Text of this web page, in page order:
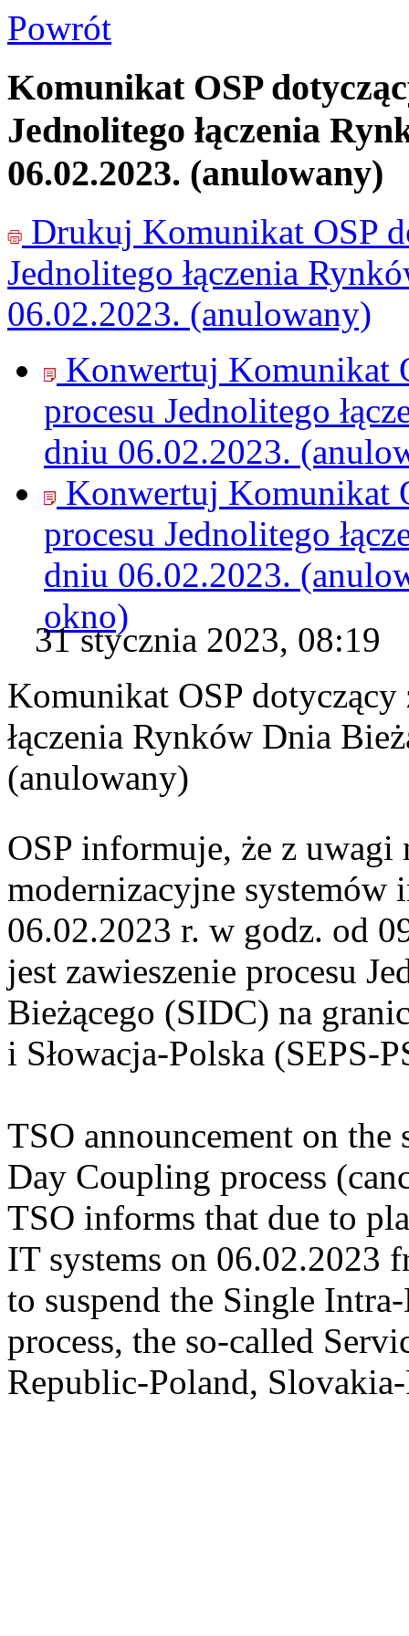
Powrót
Komunikat OSP
Jednolitego łączenia
06.02.2023. (anulowany)
Drukuj Komunikat OSP
Jednolitego łączenia
06.02.2023. (anulowany)
Konwertuj Komunikat
procesu Jednolitego
dniu 06.02.2023.
Konwertuj Komunikat
procesu Jednolitego
dniu 06.02.2023.
okno)
31 stycznia 2023, 08:19
Komunikat OSP dotyczący
łączenia Rynków Dnia
(anulowany)
OSP informuje, że z uwagi
modernizacyjne
06.02.2023 r. w godz. od
jest zawieszenie procesu
Bieżącego (SIDC) na
i Słowacja-Polska (SEPS-
TSO announcement on
Day Coupling process
TSO informs that due to
IT systems on 06.02.2023
to suspend the Single
process, the so-called
Republic-Poland,